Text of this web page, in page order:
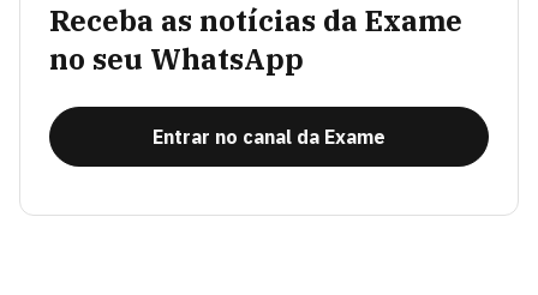
Receba as notícias da Exame
no seu WhatsApp
Entrar no canal da Exame